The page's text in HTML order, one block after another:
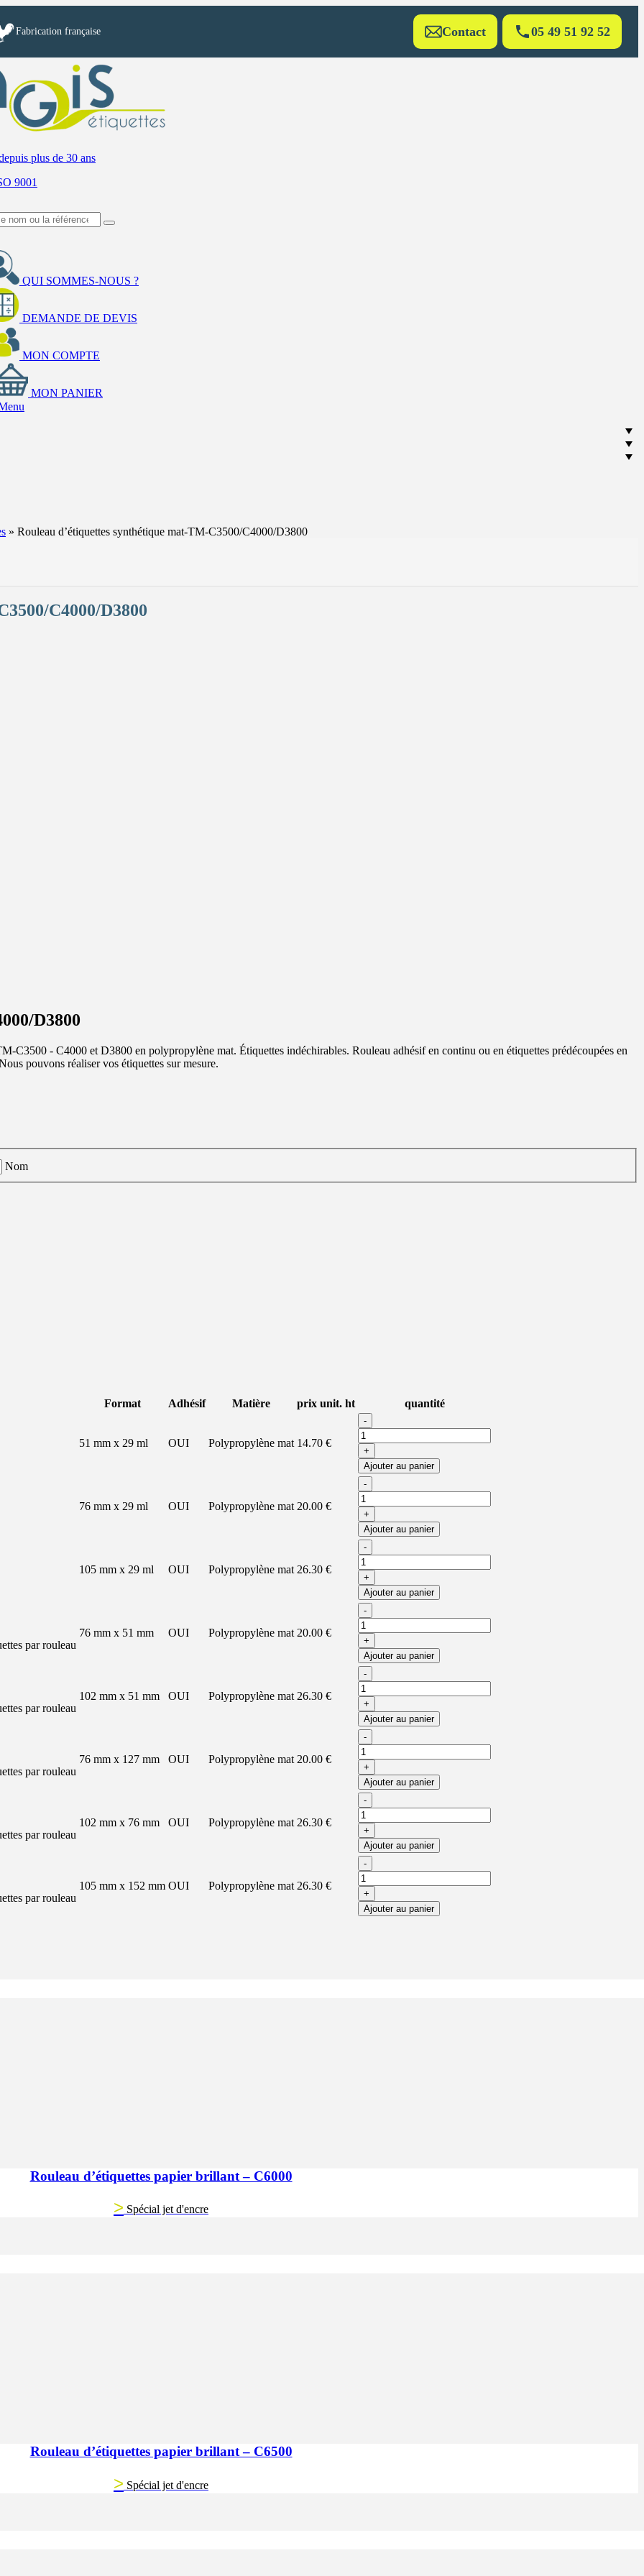
Fabrication française Contact 05 49 51 92 52
plus de 30 ans
9001
QUI SOMMES-NOUS ?
DEMANDE DE DEVIS
MON COMPTE
MON PANIER
» Rouleau d’étiquettes synthétique mat-TM-C3500/C4000/D3800
C4000/D3800
D3800
C3500 - C4000 et D3800 en polypropylène mat. Étiquettes indéchirables. Rouleau adhésif en continu ou en étiquettes prédécoupées en
pouvons réaliser vos étiquettes sur mesure.
Nom
Format Adhésif Matière prix unit. ht quantité
51 mm x 29 ml OUI Polypropylène mat 14.70 €
-
+
Ajouter au panier
76 mm x 29 ml OUI Polypropylène mat 20.00 €
-
+
Ajouter au panier
105 mm x 29 ml OUI Polypropylène mat 26.30 €
-
+
Ajouter au panier
par rouleau
76 mm x 51 mm OUI Polypropylène mat 20.00 €
-
+
Ajouter au panier
par rouleau
102 mm x 51 mm OUI Polypropylène mat 26.30 €
-
+
Ajouter au panier
par rouleau
76 mm x 127 mm OUI Polypropylène mat 20.00 €
-
+
Ajouter au panier
par rouleau
102 mm x 76 mm OUI Polypropylène mat 26.30 €
-
+
Ajouter au panier
par rouleau
105 mm x 152 mm OUI Polypropylène mat 26.30 €
-
+
Ajouter au panier
Rouleau d’étiquettes papier brillant – C6000
> Spécial jet d'encre
Rouleau d’étiquettes papier brillant – C6500
> Spécial jet d'encre